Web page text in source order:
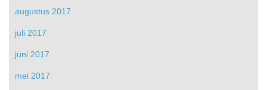
augustus 2017
juli 2017
juni 2017
mei 2017